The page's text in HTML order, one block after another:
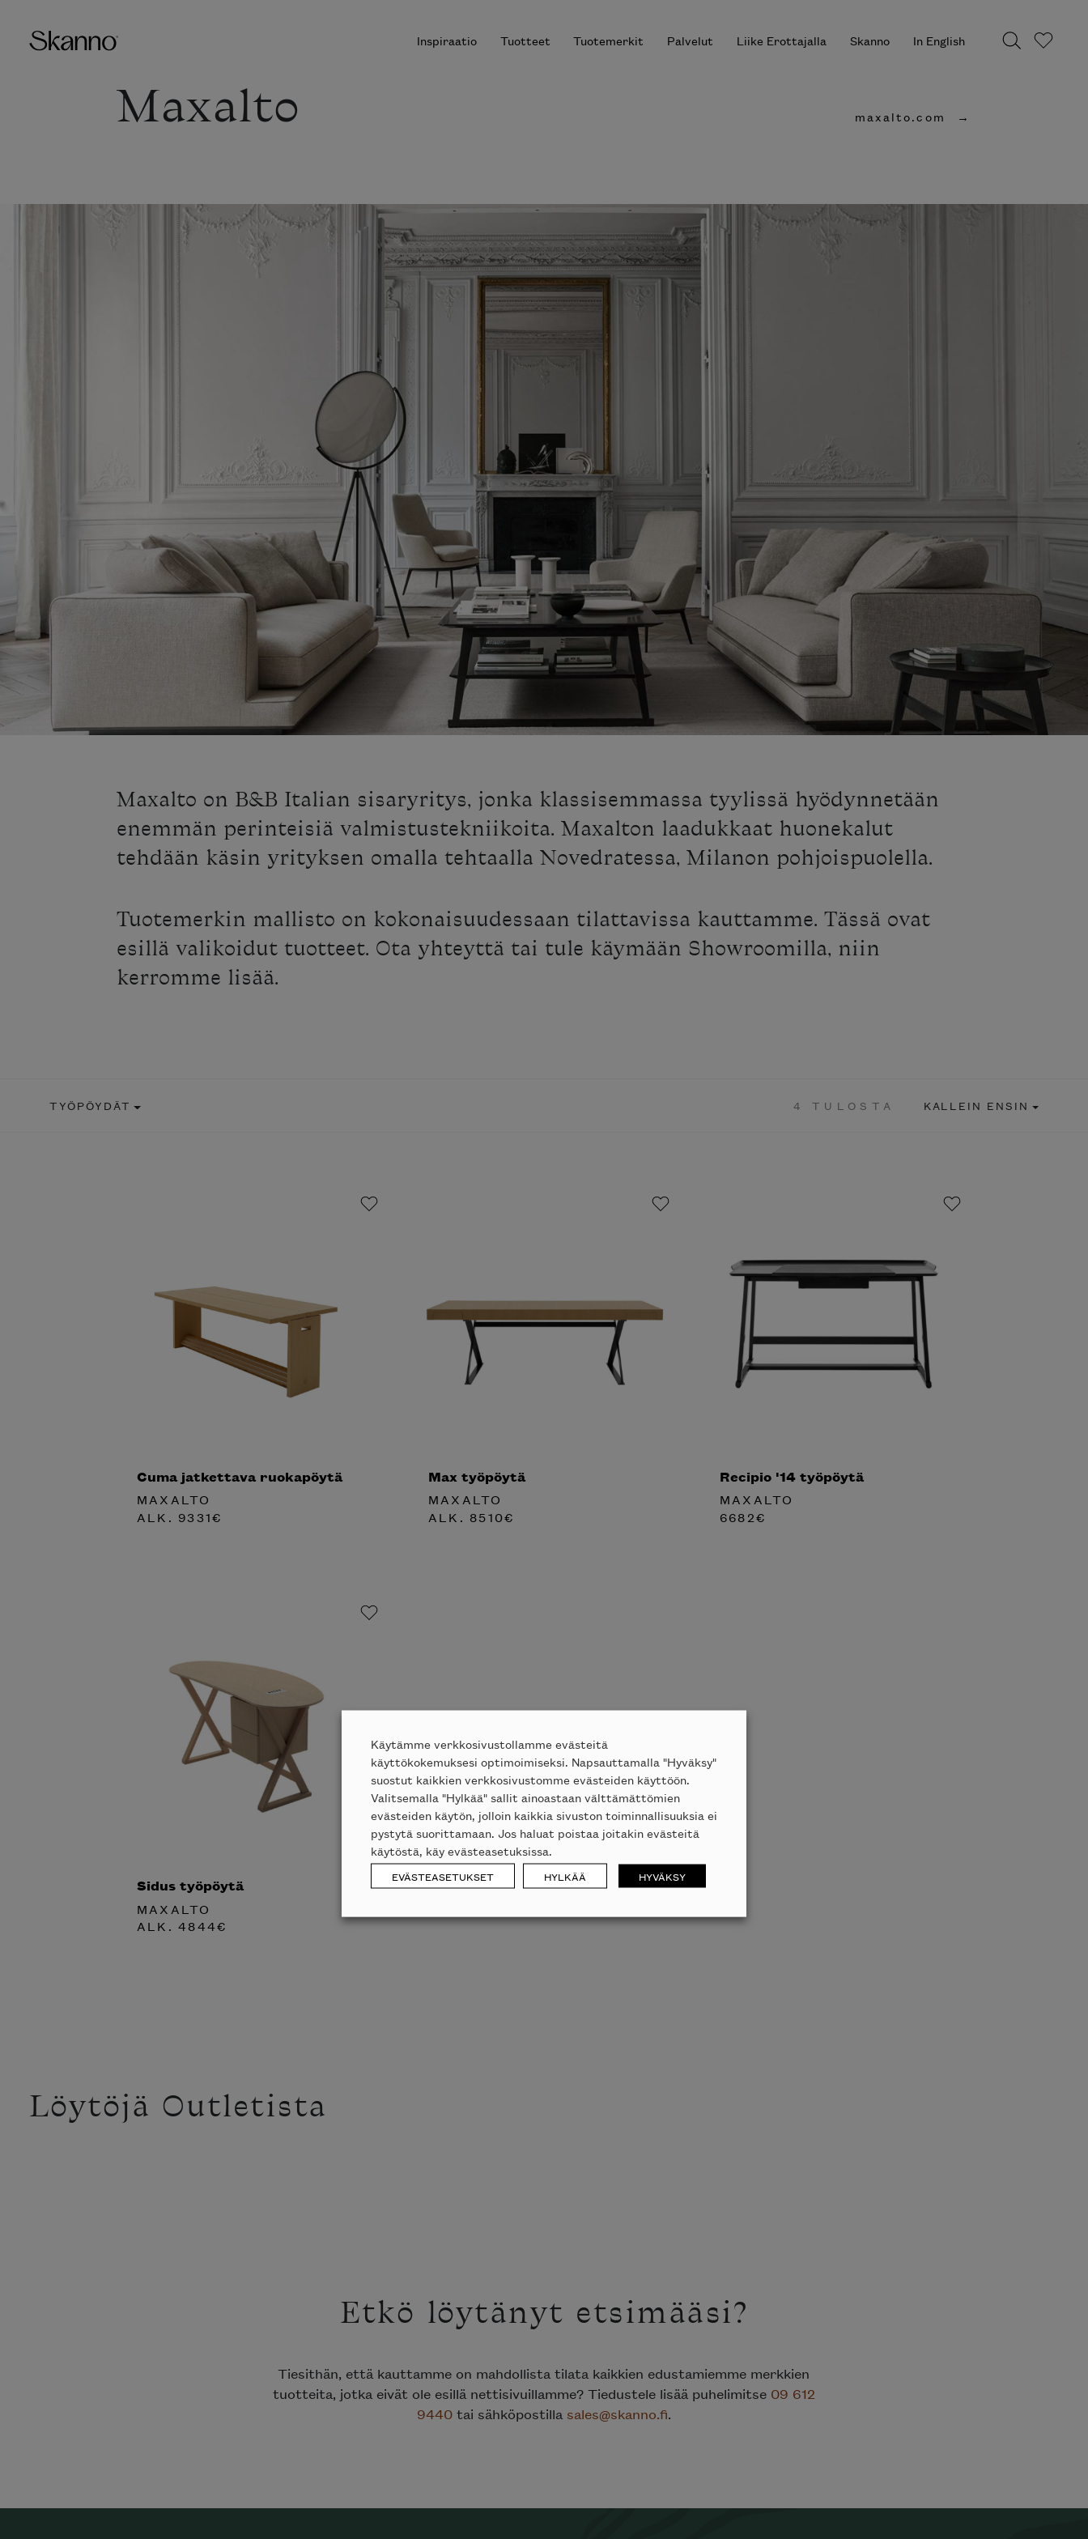
Inspiraatio Tuotteet Tuotemerkit Palvelut Liike Erottajalla Skanno In English
Haku
Maxalto maxalto.com
Maxalto on B&B Italian sisaryritys, jonka klassisemmassa tyylissä hyödynnetään
enemmän perinteisiä valmistustekniikoita. Maxalton laadukkaat huonekalut
tehdään käsin yrityksen omalla tehtaalla Novedratessa, Milanon pohjoispuolella.
Tuotemerkin mallisto on kokonaisuudessaan tilattavissa kauttamme. Tässä ovat
esillä valikoidut tuotteet. Ota yhteyttä tai tule käymään Showroomilla, niin
kerromme lisää.
TYÖPÖYDÄT 4 TULOSTA KALLEIN ENSIN
Cuma jatkettava ruokapöytä
MAXALTO
ALK. 9331€
Max työpöytä
MAXALTO
ALK. 8510€
Recipio '14 työpöytä
MAXALTO
6682€
Sidus työpöytä
MAXALTO
ALK.4844€
Löytöjä Outletista
Etkö löytänyt etsimääsi?
Tiesithän, että kauttamme on mahdollista tilata kaikkien edustamiemme merkkien
tuotteita, jotka eivät ole esillä nettisivuillamme? Tiedustele lisää puhelimitse 09 612
9440tai sähköpostilla sales@skanno.fi.
Käytämme verkkosivustollamme evästeitä
käyttökokemuksesi optimoimiseksi. Napsauttamalla "Hyväksy"
suostut kaikkien verkkosivustomme evästeiden käyttöön.
Valitsemalla "Hylkää" sallit ainoastaan välttämättömien
evästeiden käytön, jolloin kaikkia sivuston toiminnallisuuksia ei
pystytä suorittamaan. Jos haluat poistaa joitakin evästeitä
käytöstä, käy evästeasetuksissa.
EVÄSTEASETUKSET HYLKÄÄ HYVÄKSY